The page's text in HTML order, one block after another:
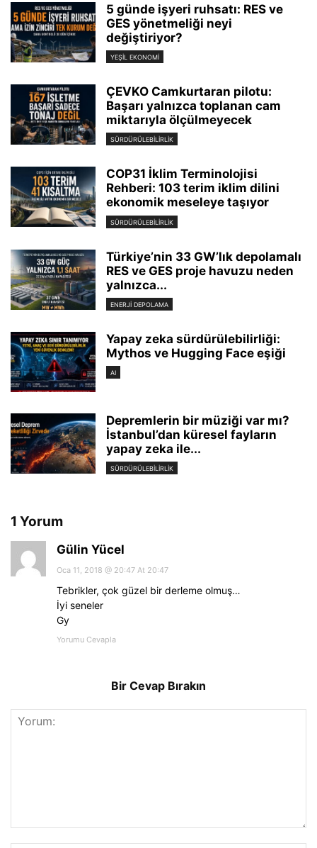
5 günde işyeri ruhsatı: RES ve
GES yönetmeliği neyi
değiştiriyor?
YEŞIL EKONOMI
ÇEVKO Camkurtaran pilotu:
Başarı yalnızca toplanan cam
miktarıyla ölçülmeyecek
SÜRDÜRÜLEBILIRLIK
COP31 İklim Terminolojisi
Rehberi: 103 terim iklim dilini
ekonomik meseleye taşıyor
SÜRDÜRÜLEBILIRLIK
Türkiye’nin 33 GW’lık depolamalı
RES ve GES proje havuzu neden
yalnızca...
ENERJI DEPOLAMA
Yapay zeka sürdürülebilirliği:
Mythos ve Hugging Face eşiği
AI
Depremlerin bir müziği var mı?
İstanbul’dan küresel fayların
yapay zeka ile...
SÜRDÜRÜLEBILIRLIK
1 Yorum
Gülin Yücel
Oca 11, 2018 @ 20:47 At 20:47
Tebrikler, çok güzel bir derleme olmuş…
İyi seneler
Gy
Yorumu Cevapla
Bir Cevap Bırakın